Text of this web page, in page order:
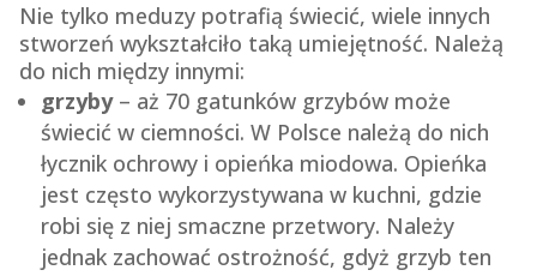
Nie tylko meduzy potrafią świecić, wiele innych
stworzeń wykształciło taką umiejętność. Należą
do nich między innymi:
grzyby– aż 70 gatunków grzybów może
świecić w ciemności. W Polsce należą do nich
łycznik ochrowy i opieńka miodowa. Opieńka
jest często wykorzystywana w kuchni, gdzie
robi się z niej smaczne przetwory. Należy
jednak zachować ostrożność, gdyż grzyb ten